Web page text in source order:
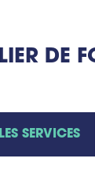
DE
LES SERVICES